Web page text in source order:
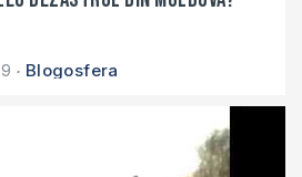
Blogosfera